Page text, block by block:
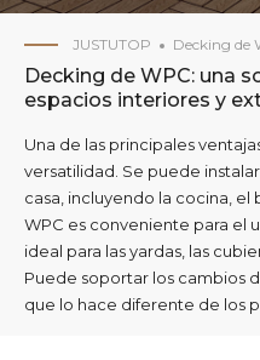
JUSTUTOP Decking de
Decking de WPC: una
espacios interiores y
Una de las principales
versatilidad. Se puede
casa, incluyendo la cocina, el
WPC es conveniente para el
ideal para las yardas, las
Puede soportar los cambios
que lo hace diferente de los